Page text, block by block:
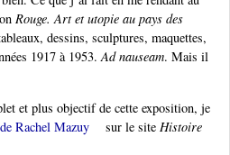
Rouge. Art et utopie au pays des
dessins, sculptures, maquettes,
1917 à 1953.Ad nauseam. Mais il
et plus objectif de cette exposition, je
Rachel Mazuy sur le site Histoire